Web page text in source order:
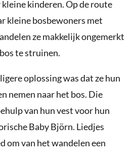
kinderen. Op de route
kleine bosbewoners met
ze makkelijk ongemerkt
te struinen.
oplossing was dat ze hun
nemen naar het bos. Die
van hun vest voor hun
Baby Björn. Liedjes
om van het wandelen een